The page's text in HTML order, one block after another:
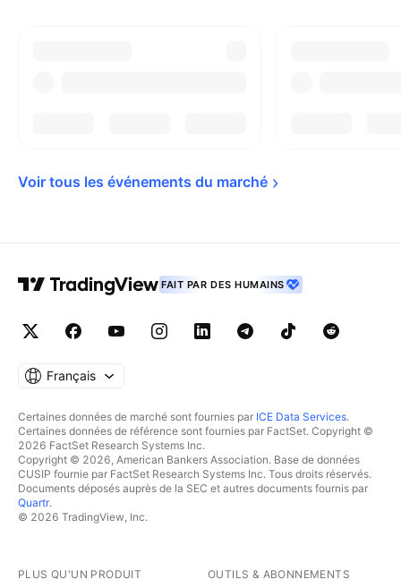
Voir tous les événements du marché
FAIT PAR DES HUMAINS
Français
Certaines données de marché sont fournies par ICE Data Services.
Certaines données de référence sont fournies par FactSet. Copyright ©
2026 FactSet Research Systems Inc.
Copyright © 2026, American Bankers Association. Base de données
CUSIP fournie par FactSet Research Systems Inc. Tous droits réservés.
Documents déposés auprès de la SEC et autres documents fournis par
Quartr.
© 2026 TradingView, Inc.
PLUS QU'UN PRODUIT OUTILS & ABONNEMENTS